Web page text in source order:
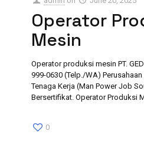
Operator
Mesin
Operator produksi mesin PT.
999-0630 (Telp./WA)
Tenaga Kerja (Man Power Job
Bersertifikat. Operator Produksi
0